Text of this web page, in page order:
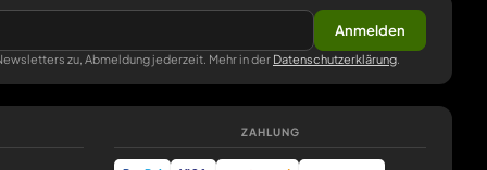
Anmelden
zu, Abmeldung jederzeit. Mehr in der Datenschutzerklärung
ZAHLUNG